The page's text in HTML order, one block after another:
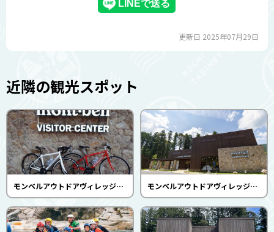
更新日 2025年07月29日
近隣の観光スポット
モンベルアウトドアヴィレッジ本山 レンタサイクル モンベルアウトドアヴィレッジ本山 ビジターセンター